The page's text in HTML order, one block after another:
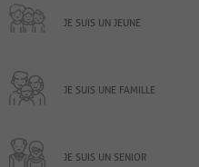
JE SUIS UN JEUNE
JE SUIS UNE FAMILLE
JE SUIS UN SENIOR